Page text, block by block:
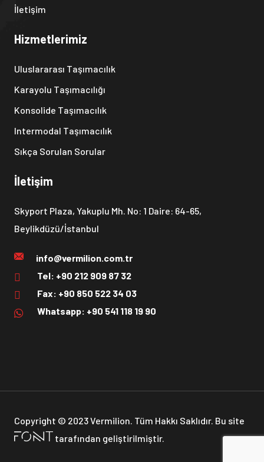
İletişim
Hizmetlerimiz
Uluslararası Taşımacılık
Karayolu Taşımacılığı
Konsolide Taşımacılık
Intermodal Taşımacılık
Sıkça Sorulan Sorular
İletişim
Skyport Plaza, Yakuplu Mh. No: 1 Daire: 64-65,
Beylikdüzü/İstanbul
info@vermilion.com.tr
Tel: +90 212 909 87 32
Fax: +90 850 522 34 03
Whatsapp: +90 541 118 19 90
Copyright © 2023 Vermilion. Tüm Hakkı Saklıdır. Bu site
tarafından geliştirilmiştir.